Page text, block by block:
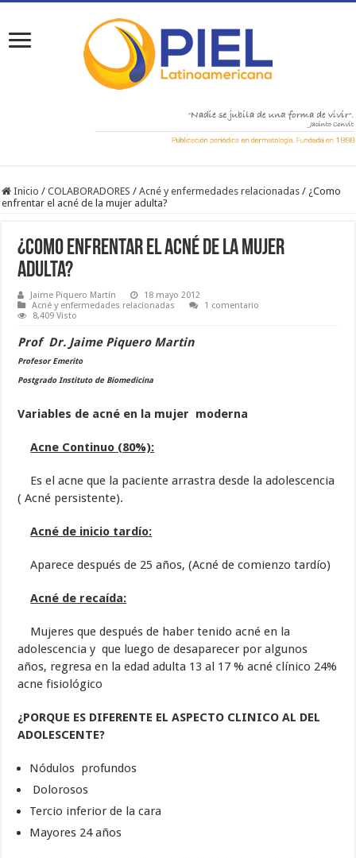
Inicio / COLABORADORES / Acné y enfermedades relacionadas / ¿Como
enfrentar el acné de la mujer adulta?
¿Como enfrentar el acné de la mujer
adulta?
Jaime Piquero Martín
18 mayo 2012
Acné y enfermedades relacionadas
1 comentario
8,409 Visto
Prof Dr. Jaime Piquero Martin
Profesor Emerito
Postgrado Instituto de Biomedicina
Variables de acné en la mujer moderna
Acne Continuo (80%):
Es el acne que la paciente arrastra desde la adolescencia
( Acné persistente).
Acné de inicio tardío:
Aparece después de 25 años, (Acné de comienzo tardío)
Acné de recaída:
Mujeres que después de haber tenido acné en la
adolescencia y que luego de desaparecer por algunos
años, regresa en la edad adulta 13 al 17 % acné clínico 24%
acne fisiológico
¿PORQUE ES DIFERENTE EL ASPECTO CLINICO AL DEL
ADOLESCENTE?
Nódulos profundos
Dolorosos
Tercio inferior de la cara
Mayores 24 años